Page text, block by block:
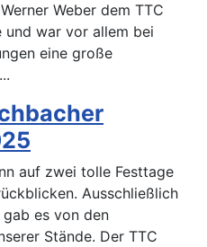
Weber dem TTC
und war vor allem bei
eine große
auf zwei tolle Festtage
Ausschließlich
es von den
Stände. Der TTC